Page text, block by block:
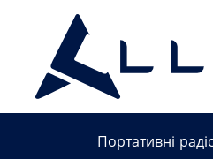
Портативні